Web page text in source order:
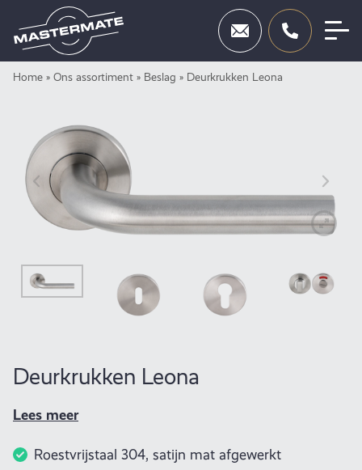
Skip
to
Deuren
Inbraakbeveiliging
Toegangscontrole
Diensten
Showroom
Neem contact op
Home » Ons assortiment » Beslag » Deurkrukken Leona
Deurkrukken Leona
Lees meer
Roestvrijstaal 304, satijn mat afgewerkt